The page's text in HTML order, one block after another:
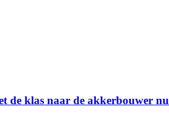
de klas naar de akkerbouwer